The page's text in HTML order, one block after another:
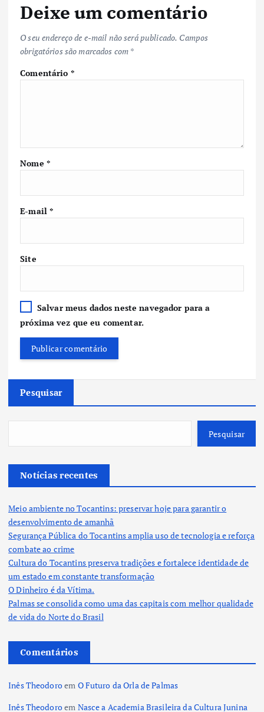
Deixe um comentário
O seu endereço de e-mail não será publicado. Campos
obrigatórios são marcados com *
Comentário *
Nome *
E-mail*
Site
Salvar meus dados neste navegador para a
próxima vez que eu comentar.
Pesquisar
Pesquisar
Notícias recentes
Meio ambiente no Tocantins: preservar hoje para garantir o
desenvolvimento de amanhã
Segurança Pública do Tocantins amplia uso de tecnologia e reforça
combate ao crime
Cultura do Tocantins preserva tradições e fortalece identidade de
um estado em constante transformação
O Dinheiro é da Vítima.
Palmas se consolida como uma das capitais com melhor qualidade
de vida do Norte do Brasil
Comentários
Inês Theodoroem O Futuro da Orla de Palmas
Inês Theodoroem Nasce a Academia Brasileira da Cultura Junina